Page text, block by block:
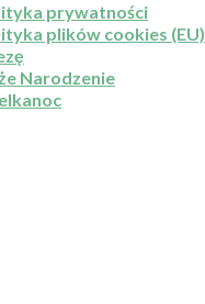
prywatności
plików cookies (EU)
Narodzenie